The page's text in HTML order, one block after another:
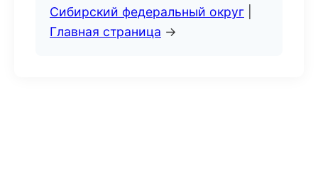
Сибирский федеральный округ
Главная страница →